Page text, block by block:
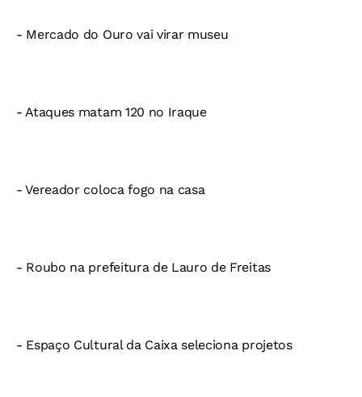
- Mercado do Ouro vai virar museu
- Ataques matam 120 no Iraque
- Vereador coloca fogo na casa
- Roubo na prefeitura de Lauro de Freitas
- Espaço Cultural da Caixa seleciona projetos